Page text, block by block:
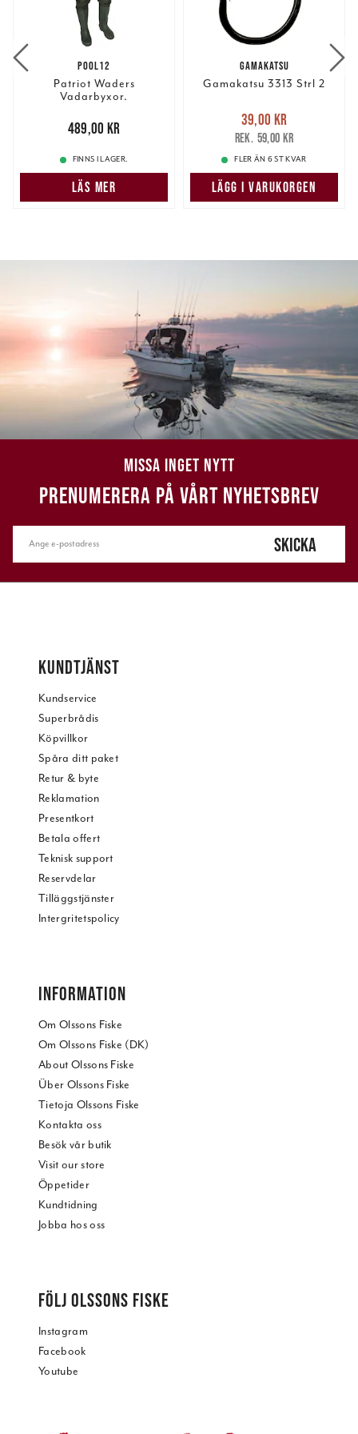
POOL12
Patriot Waders
Vadarbyxor.
489,00 kr
489,00 kr
FINNS I LAGER.
LÄS MER
GAMAKATSU
Gamakatsu 3313 Strl 2
Nuvarande pris
39,00 krTidigare pris
59,00 kr
39,00 kr
59,00 kr
FLER ÄN 6 ST KVAR
LÄGG I VARUKORGEN
MISSA INGET NYTT
PRENUMERERA PÅ VÅRT NYHETSBREV
SKICKA
KUNDTJÄNST
Kundservice
Superbrådis
Köpvillkor
Spåra ditt paket
Retur & byte
Reklamation
Presentkort
Betala offert
Teknisk support
Reservdelar
Tilläggstjänster
Intergritetspolicy
INFORMATION
Om Olssons Fiske
Om Olssons Fiske (DK)
About Olssons Fiske
Über Olssons Fiske
Tietoja Olssons Fiske
Kontakta oss
Besök vår butik
Visit our store
Öppetider
Kundtidning
Jobba hos oss
FÖLJ OLSSONS FISKE
Instagram
Facebook
Youtube